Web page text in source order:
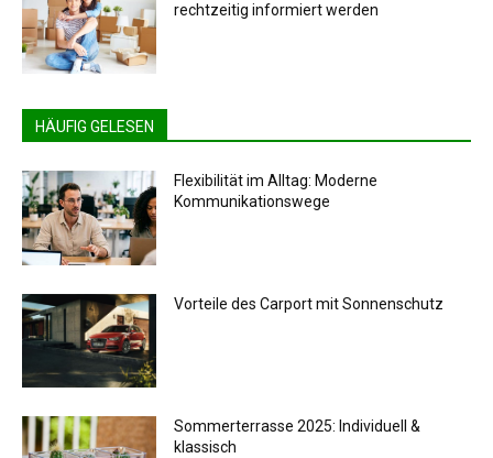
rechtzeitig informiert werden
HÄUFIG GELESEN
Flexibilität im Alltag: Moderne
Kommunikationswege
Vorteile des Carport mit Sonnenschutz
Sommerterrasse 2025: Individuell &
klassisch